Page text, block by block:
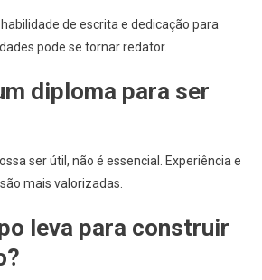
de escrita e dedicação para
pode se tornar redator.
diploma para ser
ser útil, não é essencial. Experiência e
mais valorizadas.
leva para construir